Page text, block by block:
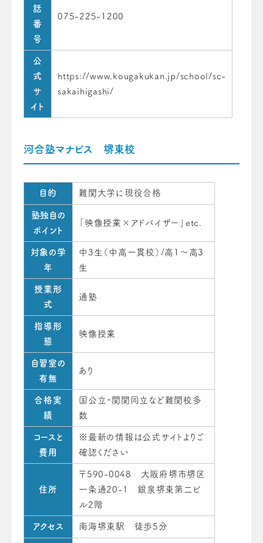
話
番
号
075-225-1200
公
式
サ
イト
https://www.kougakukan.jp/school/sc-
sakaihigashi/
河合塾マナビス 堺東校
目的 難関大学に現役合格
塾独自の
ポイント
「映像授業×アドバイザー」etc.
対象の学
年
中3生（中高一貫校）/高1～高3
生
授業形
式
通塾
指導形
態
映像授業
自習室の
有無
あり
合格実
績
国公立・関関同立など難関校多
数
コースと
費用
※最新の情報は公式サイトよりご
確認ください
住所
〒590-0048 大阪府堺市堺区
一条通20-1 銀泉堺東第二ビ
ル2階
アクセス 南海堺東駅 徒歩5分